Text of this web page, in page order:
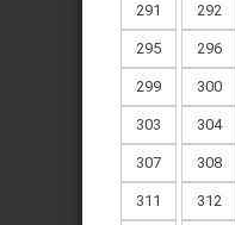
291 292
295 296
299 300
303 304
307 308
311 312